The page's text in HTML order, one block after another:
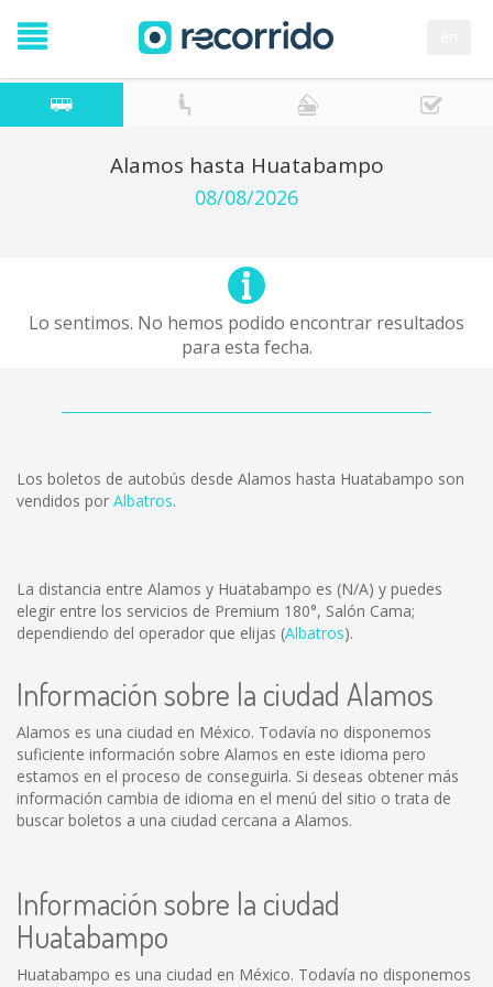
Alamos hasta Huatabampo
08/08/2026
Lo sentimos. No hemos podido encontrar resultados
para esta fecha.
Los boletos de autobús desde Alamos hasta Huatabampo son
vendidos por Albatros.
La distancia entre Alamos y Huatabampo es (N/A) y puedes
elegir entre los servicios de Premium 180°, Salón Cama;
dependiendo del operador que elijas (Albatros).
Información sobre la ciudad Alamos
Alamos es una ciudad en México. Todavía no disponemos
suficiente información sobre Alamos en este idioma pero
estamos en el proceso de conseguirla. Si deseas obtener más
información cambia de idioma en el menú del sitio o trata de
buscar boletos a una ciudad cercana a Alamos.
Información sobre la ciudad
Huatabampo
Huatabampo es una ciudad en México. Todavía no disponemos